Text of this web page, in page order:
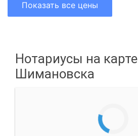
Показать все цены
Нотариусы на карте
Шимановска